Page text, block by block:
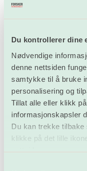
Du kontrollerer dine
Nødvendige
denne nettsiden
samtykke til å bruke
personalisering og
Tillat alle eller klikk
informasjonskapsler
Du kan trekke
klikke på det lille
nettsiden.
studiekvalitet,
administrasjon i
Hvor og
sin strategiske
institusjoner og
utvikling?
Hvilke
styrke sin